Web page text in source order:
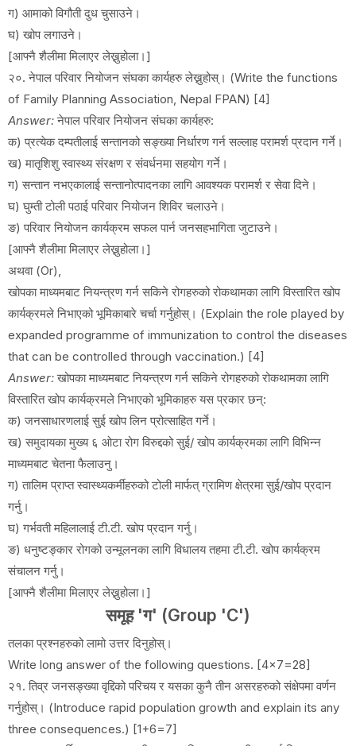
ग) आमाको विगौती दुध चुसाउने।
घ) खोप लगाउने।
[आफ्नै शैलीमा मिलाएर लेख्नुहोला।]
२०. नेपाल परिवार नियोजन संघका कार्यहरु लेख्नुहोस्। (Write the functions
of Family Planning Association, Nepal FPAN) [4]
Answer:नेपाल परिवार नियोजन संघका कार्यहरु:
क) प्रत्येक दम्पतीलाई सन्तानको सङ्ख्या निर्धारण गर्न सल्लाह परामर्श प्रदान गर्ने।
ख) मातृशिशु स्वास्थ्य संरक्षण र संवर्धनमा सहयोग गर्ने।
ग) सन्तान नभएकालाई सन्तानोत्पादनका लागि आवश्यक परामर्श र सेवा दिने।
घ) घुम्ती टोली पठाई परिवार नियोजन शिविर चलाउने।
ङ) परिवार नियोजन कार्यक्रम सफल पार्न जनसहभागिता जुटाउने।
[आफ्नै शैलीमा मिलाएर लेख्नुहोला।]
अथवा (Or),
खोपका माध्यमबाट नियन्त्रण गर्न सकिने रोगहरुको रोकथामका लागि विस्तारित खोप
कार्यक्रमले निभाएको भूमिकाबारे चर्चा गर्नुहोस्। (Explain the role played by
expanded programme of immunization to control the diseases
that can be controlled through vaccination.) [4]
Answer:खोपका माध्यमबाट नियन्त्रण गर्न सकिने रोगहरुको रोकथामका लागि
विस्तारित खोप कार्यक्रमले निभाएको भूमिकाहरु यस प्रकार छन्:
क) जनसाधारणलाई सुई खोप लिन प्रोत्साहित गर्ने।
ख) समुदायका मुख्य ६ ओटा रोग विरुद्दको सुई/ खोप कार्यक्रमका लागि विभिन्न
माध्यमबाट चेतना फैलाउनु।
ग) तालिम प्राप्त स्वास्थ्यकर्मीहरुको टोली मार्फत् ग्रामिण क्षेत्रमा सुई/खोप प्रदान
गर्नु।
घ) गर्भवती महिलालाई टी.टी. खोप प्रदान गर्नु।
ङ) धनुष्टङ्कार रोगको उन्मूलनका लागि विधालय तहमा टी.टी. खोप कार्यक्रम
संचालन गर्नु।
[आफ्नै शैलीमा मिलाएर लेख्नुहोला।]
समूह 'ग' (Group 'C')
तलका प्रश्नहरुको लामो उत्तर दिनुहोस्।
Write long answer of the following questions. [4x7=28]
२१. तिव्र जनसङ्ख्या वृद्दिको परिचय र यसका कुनै तीन असरहरुको संक्षेपमा वर्णन
गर्नुहोस्। (Introduce rapid population growth and explain its any
three consequences.) [1+6=7]